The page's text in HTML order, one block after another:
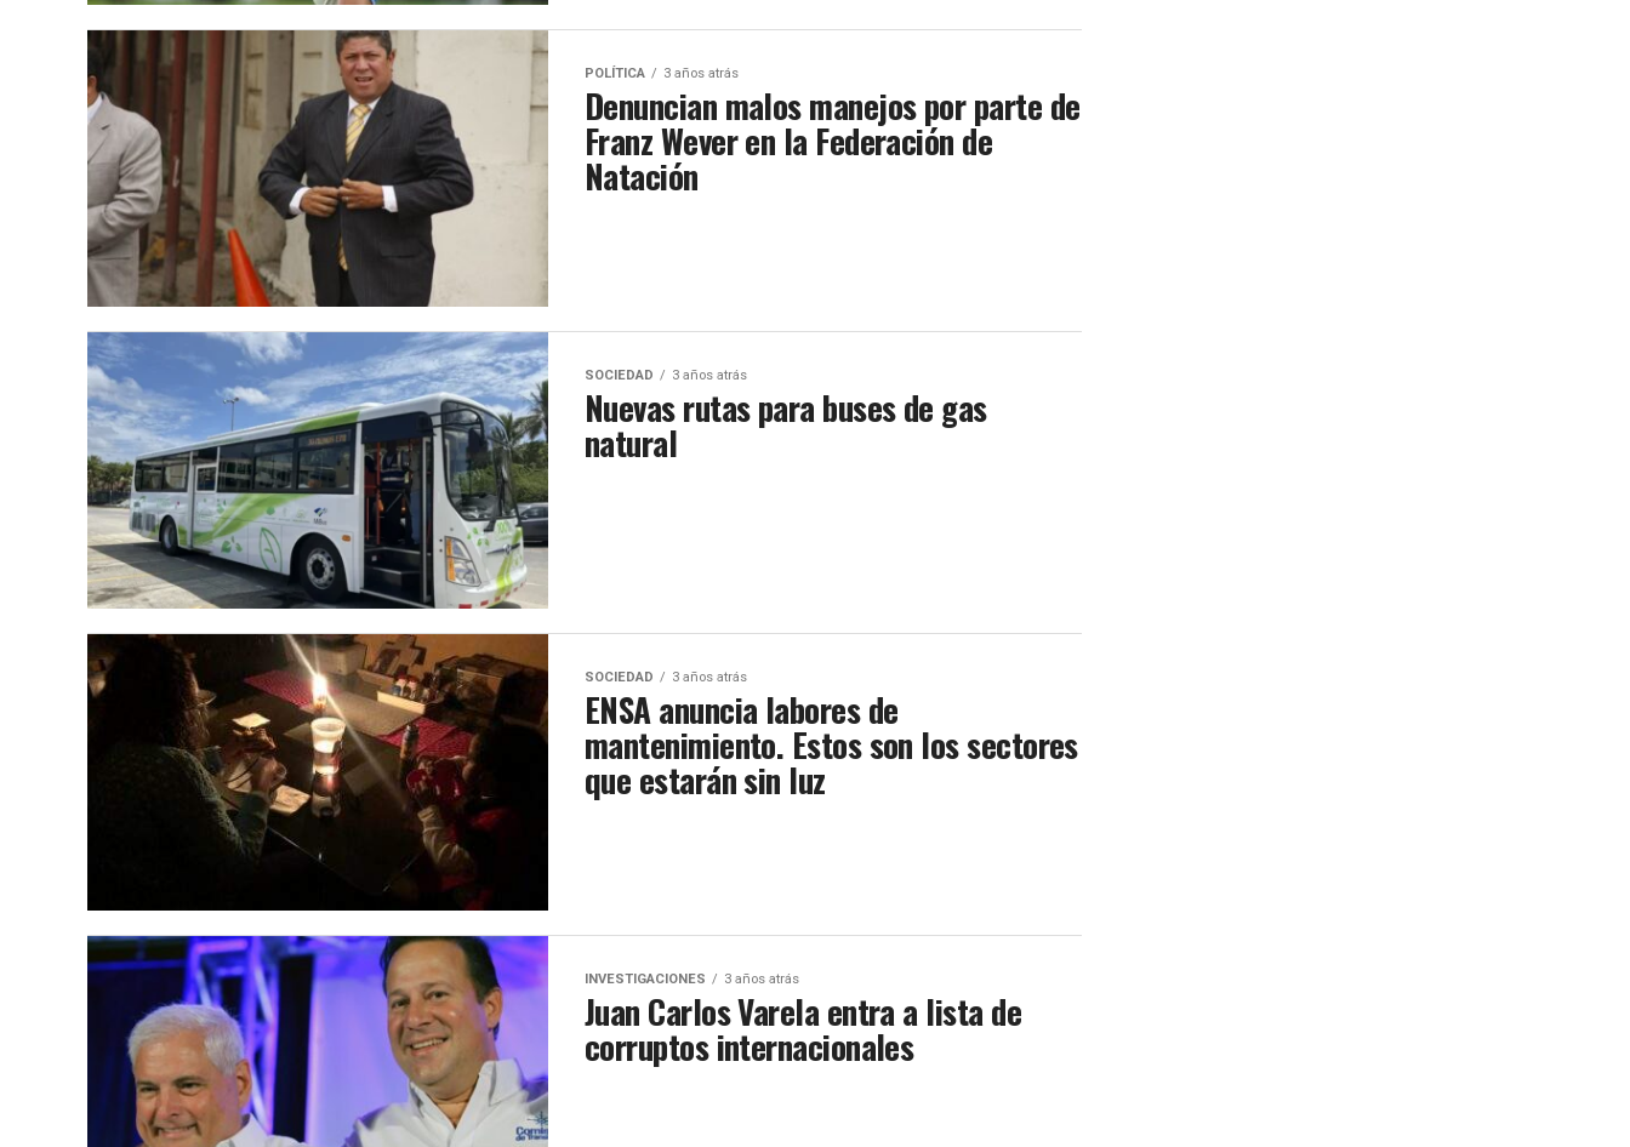
POLÍTICA 3 años atrás
Denuncian malos manejos por parte de
Franz Wever en la Federación de
Natación
SOCIEDAD 3 años atrás
Nuevas rutas para buses de gas
natural
SOCIEDAD 3 años atrás
ENSA anuncia labores de
mantenimiento. Estos son los sectores
que estarán sin luz
INVESTIGACIONES 3 años atrás
Juan Carlos Varela entra a lista de
corruptos internacionales